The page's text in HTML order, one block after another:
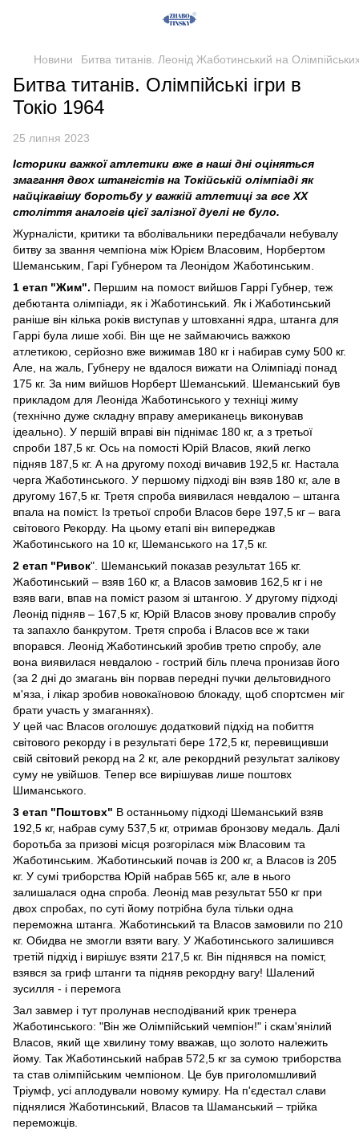
Новини Битва титанів. Леонід Жаботинський на
Битва титанів. Олімпійські ігри в
Токіо 1964
25 липня 2023
Історики важкої атлетики вже в наші дні оціняться
змагання двох штангістів на Токійській олімпіаді як
найцікавішу боротьбу у важкій атлетиці за все XX
століття аналогів цієї залізної дуелі не було.
Журналісти, критики та вболівальники передбачали небувалу
битву за звання чемпіона між Юрієм Власовим, Норбертом
Шеманським, Гарі Губнером та Леонідом Жаботинським.
1 етап "Жим". Першим на помост вийшов Гаррі Губнер, теж
дебютанта олімпіади, як і Жаботинський. Як і Жаботинський
раніше він кілька років виступав у штовханні ядра, штанга для
Гаррі була лише хобі. Він ще не займаючись важкою
атлетикою, серйозно вже вижимав 180 кг і набирав суму 500 кг.
Але, на жаль, Губнеру не вдалося вижати на Олімпіаді понад
175 кг. За ним вийшов Норберт Шеманський. Шеманський був
прикладом для Леоніда Жаботинського у техніці жиму
(технічно дуже складну вправу американець виконував
ідеально). У першій вправі він піднімає 180 кг, а з третьої
спроби 187,5 кг. Ось на помості Юрій Власов, який легко
підняв 187,5 кг. А на другому поході вичавив 192,5 кг. Настала
черга Жаботинського. У першому підході він взяв 180 кг, але в
другому 167,5 кг. Третя спроба виявилася невдалою – штанга
впала на поміст. Із третьої спроби Власов бере 197,5 кг – вага
світового Рекорду. На цьому етапі він випереджав
Жаботинського на 10 кг, Шеманського на 17,5 кг.
2 етап "Ривок". Шеманський показав результат 165 кг.
Жаботинський – взяв 160 кг, а Власов замовив 162,5 кг і не
взяв ваги, впав на поміст разом зі штангою. У другому підході
Леонід підняв – 167,5 кг, Юрій Власов знову провалив спробу
та запахло банкрутом. Третя спроба і Власов все ж таки
впорався. Леонід Жаботинський зробив третю спробу, але
вона виявилася невдалою - гострий біль плеча пронизав його
(за 2 дні до змагань він порвав передні пучки дельтовидного
м'яза, і лікар зробив новокаїновою блокаду, щоб спортсмен міг
брати участь у змаганнях).
У цей час Власов оголошує додатковий підхід на побиття
світового рекорду і в результаті бере 172,5 кг, перевищивши
свій світовий рекорд на 2 кг, але рекордний результат залікову
суму не увійшов. Тепер все вирішував лише поштовх
Шиманського.
3 етап "Поштовх" В останньому підході Шеманський взяв
192,5 кг, набрав суму 537,5 кг, отримав бронзову медаль. Далі
боротьба за призові місця розгорілася між Власовим та
Жаботинським. Жаботинський почав із 200 кг, а Власов із 205
кг. У сумі триборства Юрій набрав 565 кг, але в нього
залишалася одна спроба. Леонід мав результат 550 кг при
двох спробах, по суті йому потрібна була тільки одна
переможна штанга. Жаботинський та Власов замовили по 210
кг. Обидва не змогли взяти вагу. У Жаботинського залишився
третій підхід і вирішує взяти 217,5 кг. Він піднявся на поміст,
взявся за гриф штанги та підняв рекордну вагу! Шалений
зусилля - і перемога
Зал завмер і тут пролунав несподіваний крик тренера
Жаботинського: "Він же Олімпійський чемпіон!" і скам'янілий
Власов, який ще хвилину тому вважав, що золото належить
йому. Так Жаботинський набрав 572,5 кг за сумою триборства
та став олімпійським чемпіоном. Це був приголомшливий
Тріумф, усі аплодували новому кумиру. На п'єдестал слави
піднялися Жаботинський, Власов та Шаманський – трійка
переможців.